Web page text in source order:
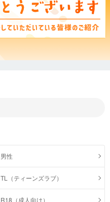
男性
TL（ティーンズラブ）
R18（成人向け）